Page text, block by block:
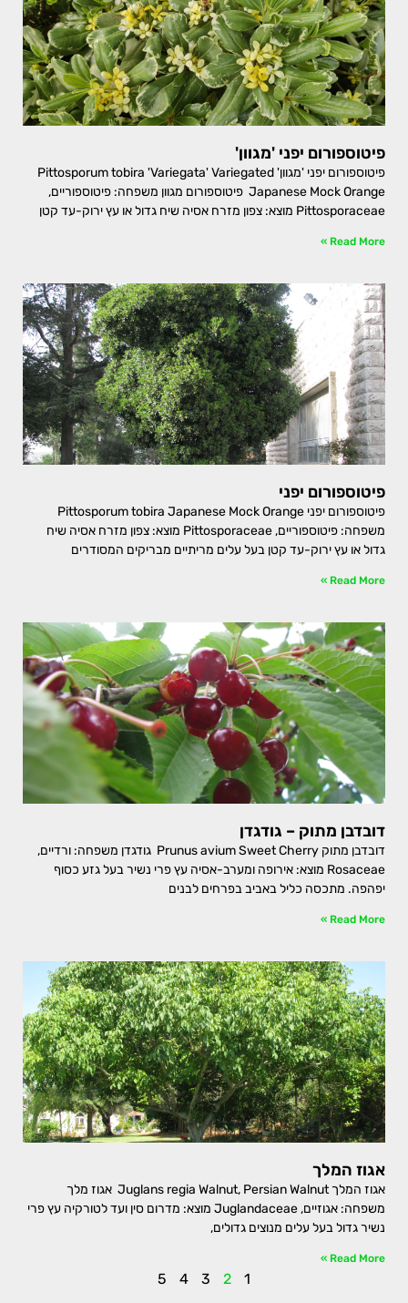
פיטוספורום יפני 'מגוון'
פיטוספורום יפני 'מגוון' Pittosporum tobira 'Variegata' Variegated
Japanese Mock Orange פיטוספורום מגוון משפחה: פיטוספוריים,
Pittosporaceae מוצא: צפון מזרח אסיה שיח גדול או עץ ירוק-עד קטן
Read More »
פיטוספורום יפני
פיטוספורום יפני Pittosporum tobira Japanese Mock Orange
משפחה: פיטוספוריים, Pittosporaceae מוצא: צפון מזרח אסיה שיח
גדול או עץ ירוק-עד קטן בעל עלים מריתיים מבריקים המסודרים
Read More »
דובדבן מתוק – גודגדן
דובדבן מתוק Prunus avium Sweet Cherry גודגדן משפחה: ורדיים,
Rosaceae מוצא: אירופה ומערב-אסיה עץ פרי נשיר בעל גזע כסוף
יפהפה. מתכסה כליל באביב בפרחים לבנים
Read More »
אגוז המלך
אגוז המלך Juglans regia Walnut, Persian Walnut אגוז מלך
משפחה: אגוזיים, Juglandaceae מוצא: מדרום סין ועד לטורקיה עץ פרי
נשיר גדול בעל עלים מנוצים גדולים,
Read More »
1
2
3
4
5